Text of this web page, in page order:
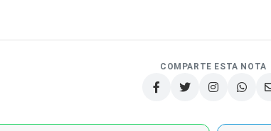
COMPARTE ESTA NOTA